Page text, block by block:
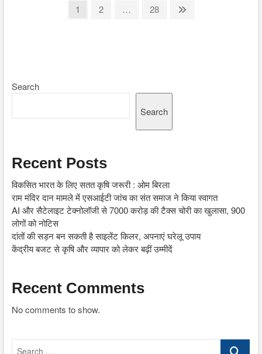
को
Page
1 Page
2 … Page
28
Next
Search
Search
Recent Posts
विकसित भारत के लिए सतत कृषि जरूरी : ओम बिरला
राम मंदिर दान मामले में एसआईटी जांच का संत समाज ने किया स्वागत
AI और सैटेलाइट टेक्नोलॉजी से 7000 करोड़ की टैक्स चोरी का खुलासा, 900
लोगों को नोटिस
दांतों की सड़न बन सकती है साइलेंट किलर, अपनाएं घरेलू उपाय
केंद्रीय बजट से कृषि और व्यापार को लेकर बढ़ीं उम्मीदें
Recent Comments
No comments to show.
Search